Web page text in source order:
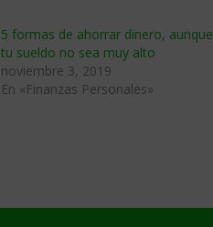
5 formas de ahorrar dinero, aunque
tu sueldo no sea muy alto
noviembre 3, 2019
En «Finanzas Personales»